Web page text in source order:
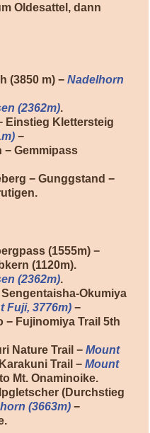
Oldesattel, dann
(3850 m) − Nadelhorn
(2362m).
Einstieg Klettersteig
−
− Gemmipass
− Gunggstand −
(1555m) −
(1120m).
(2362m).
Okumiya
Fuji, 3776m) −
− Fujinomiya Trail 5th
Nature Trail − Mount
Trail − Mount
Mt. Onaminoike.
(Durchstieg
(3663m) −